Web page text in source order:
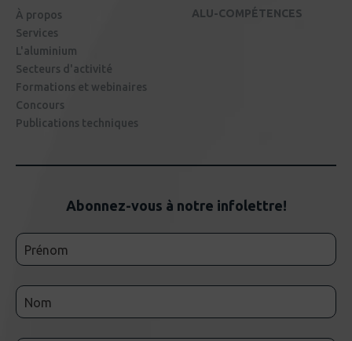
À propos
Services
L'aluminium
Secteurs d'activité
Formations et webinaires
Concours
Publications techniques
ALU-COMPÉTENCES
Abonnez-vous à notre infolettre!